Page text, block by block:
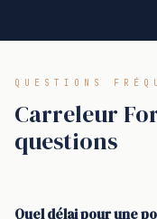
QUESTIONS
Carreleur
questions
Quel délai pour une